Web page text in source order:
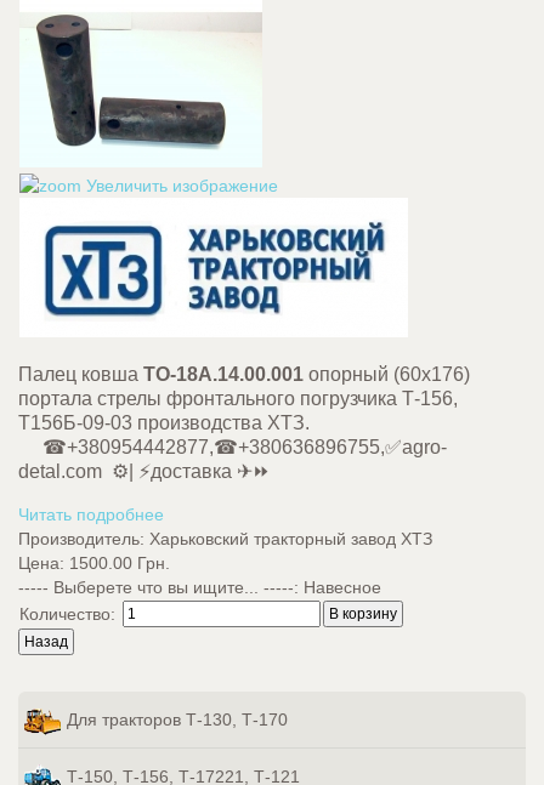
Увеличить изображение
Палец ковша ТО-18А.14.00.001 опорный (60х176)
портала стрелы фронтального погрузчика Т-156,
Т156Б-09-03 производства ХТЗ.
☎+380954442877,☎+380636896755,✅agro-
detal.com ⚙️| ⚡доставка ✈⏩
Читать подробнее
Производитель: Харьковский тракторный завод ХТЗ
Цена: 1500.00 Грн.
----- Выберете что вы ищите... -----: Навесное
Количество:
Для тракторов Т-130, Т-170
Т-150, Т-156, Т-17221, Т-121